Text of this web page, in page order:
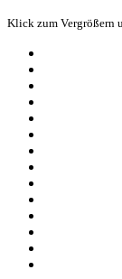
Klick zum Vergrößern